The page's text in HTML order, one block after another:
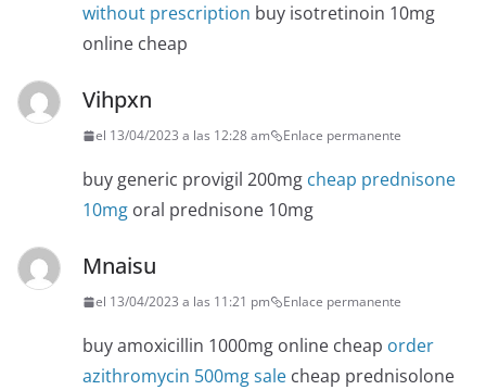
without prescription buy isotretinoin 10mg
online cheap
Vihpxn
el 13/04/2023 a las 12:28 am Enlace permanente
buy generic provigil 200mg cheap prednisone
10mg oral prednisone 10mg
Mnaisu
el 13/04/2023 a las 11:21 pm Enlace permanente
buy amoxicillin 1000mg online cheap order
azithromycin 500mg sale cheap prednisolone